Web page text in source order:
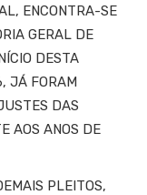
ENCONTRA-SE
GERAL DE
DESTA
JÁ FORAM
DAS
AOS ANOS DE
PLEITOS,